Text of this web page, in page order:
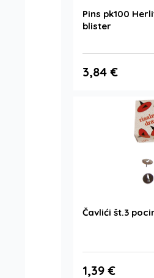
Pins pk100
blister
3,84 €
Čavlići št.3
1,39 €